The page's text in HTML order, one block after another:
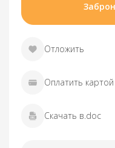
Отложить
Оплатить картой
Скачать в.doc